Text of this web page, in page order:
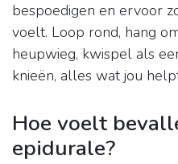
bespoedigen en ervoor
voelt. Loop rond, hang
heupwieg, kwispel als
knieën, alles wat jou
Hoe voelt
epidurale?